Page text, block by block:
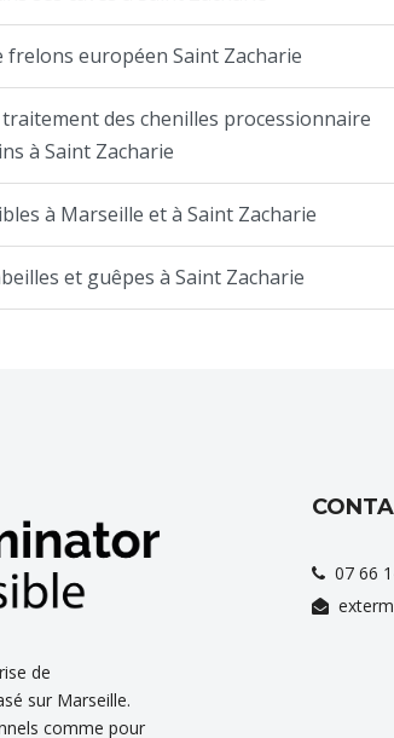
européen Saint Zacharie
des chenilles processionnaire
à Saint Zacharie
à Marseille et à Saint Zacharie
et guêpes à Saint Zacharie
de
sur Marseille.
comme pour
07 66